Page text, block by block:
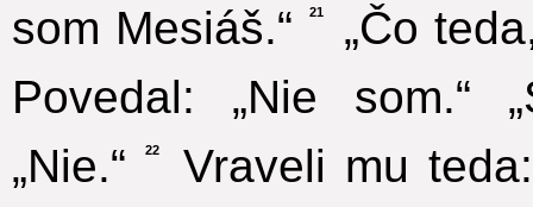
som Mesiáš.“
21
„Čo
Povedal: „Nie som.“
„Nie.“
22
Vraveli mu